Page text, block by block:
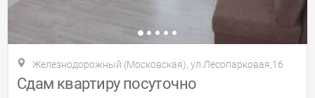
Железнодорожный (Московская), ул.Лесопарковая,16
Сдам квартиру посуточно